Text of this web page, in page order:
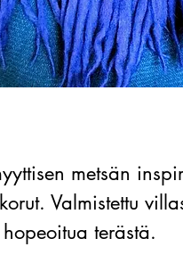
metsän
Valmistettu
terästä.